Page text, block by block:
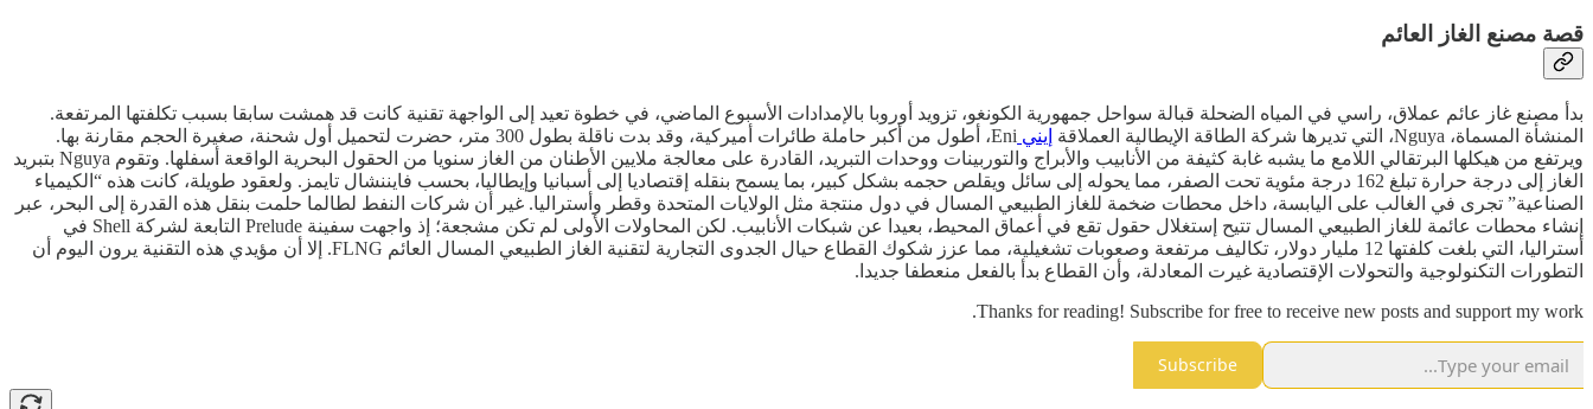
قصة مصنع الغاز العائم
بدأ مصنع غاز عائم عملاق، راسي في المياه الضحلة قبالة سواحل جمهورية الكونغو، تزويد أوروبا بالإمدادات الأسبوع الماضي، في خطوة تعيد إلى الواجهة تقنية كانت قد همشت سابقا بسبب تكلفتها المرتفعة.
المنشأة المسماة، Nguya، التي تديرها شركة الطاقة الإيطالية العملاقة
إيني
Eni، أطول من أكبر حاملة طائرات أميركية، وقد بدت ناقلة بطول 300 متر، حضرت لتحميل أول شحنة، صغيرة الحجم مقارنة بها.
ويرتفع من هيكلها البرتقالي اللامع ما يشبه غابة كثيفة من الأنابيب والأبراج والتوربينات ووحدات التبريد، القادرة على معالجة ملايين الأطنان من الغاز سنويا من الحقول البحرية الواقعة أسفلها. وتقوم Nguya بتبريد
الغاز إلى درجة حرارة تبلغ 162 درجة مئوية تحت الصفر، مما يحوله إلى سائل ويقلص حجمه بشكل كبير، بما يسمح بنقله إقتصاديا إلى أسبانيا وإيطاليا، بحسب فايننشال تايمز. ولعقود طويلة، كانت هذه “الكيمياء
الصناعية” تجرى في الغالب على اليابسة، داخل محطات ضخمة للغاز الطبيعي المسال في دول منتجة مثل الولايات المتحدة وقطر وأستراليا. غير أن شركات النفط لطالما حلمت بنقل هذه القدرة إلى البحر، عبر
إنشاء محطات عائمة للغاز الطبيعي المسال تتيح إستغلال حقول تقع في أعماق المحيط، بعيدا عن شبكات الأنابيب. لكن المحاولات الأولى لم تكن مشجعة؛ إذ واجهت سفينة Prelude التابعة لشركة Shell في
أستراليا، التي بلغت كلفتها 12 مليار دولار، تكاليف مرتفعة وصعوبات تشغيلية، مما عزز شكوك القطاع حيال الجدوى التجارية لتقنية الغاز الطبيعي المسال العائم FLNG. إلا أن مؤيدي هذه التقنية يرون اليوم أن
التطورات التكنولوجية والتحولات الإقتصادية غيرت المعادلة، وأن القطاع بدأ بالفعل منعطفا جديدا.
Thanks for reading! Subscribe for free to receive new posts and support my work.
Subscribe